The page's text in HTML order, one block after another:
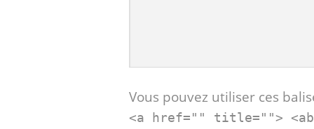
Vous pouvez utiliser ces
<a href="" title="">